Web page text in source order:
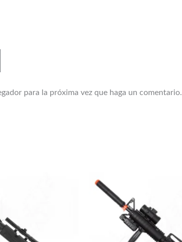
para la próxima vez que haga un comentario.